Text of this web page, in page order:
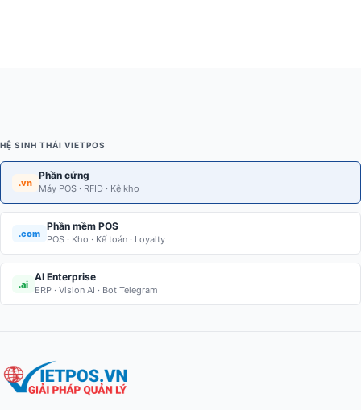
HỆ SINH THÁI VIETPOS
.vn
Phần cứng
Máy POS · RFID · Kệ kho
.com
Phần mềm POS
POS · Kho · Kế toán · Loyalty
.ai
AI Enterprise
ERP · Vision AI · Bot Telegram